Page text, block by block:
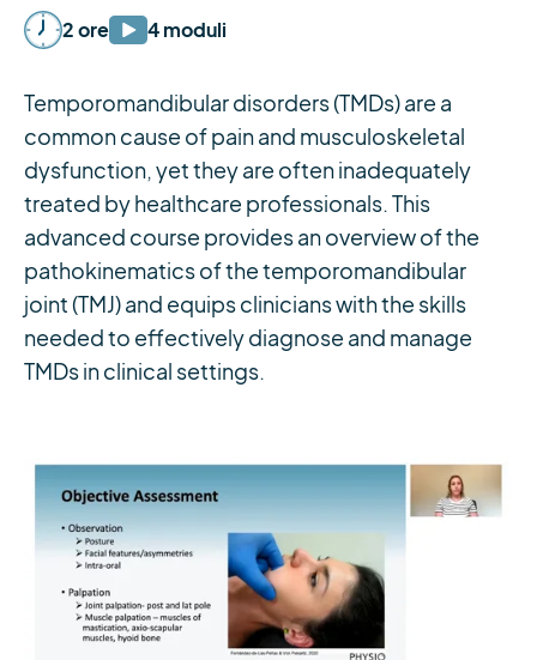
2 ore 4 moduli
Temporomandibular disorders (TMDs) are a
common cause of pain and musculoskeletal
dysfunction, yet they are often inadequately
treated by healthcare professionals. This
advanced course provides an overview of the
pathokinematics of the temporomandibular
joint (TMJ) and equips clinicians with the skills
needed to effectively diagnose and manage
TMDs in clinical settings.